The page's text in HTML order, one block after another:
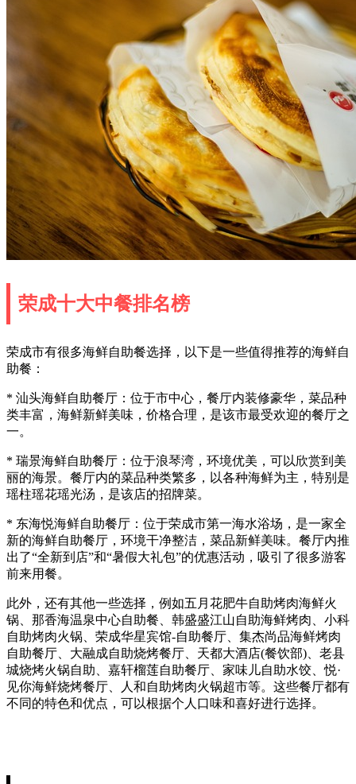
荣成十大中餐排名榜
荣成市有很多海鲜自助餐选择，以下是一些值得推荐的海鲜自
助餐：
* 汕头海鲜自助餐厅：位于市中心，餐厅内装修豪华，菜品种
类丰富，海鲜新鲜美味，价格合理，是该市最受欢迎的餐厅之
一。
* 瑞景海鲜自助餐厅：位于浪琴湾，环境优美，可以欣赏到美
丽的海景。餐厅内的菜品种类繁多，以各种海鲜为主，特别是
瑶柱瑶花瑶光汤，是该店的招牌菜。
* 东海悦海鲜自助餐厅：位于荣成市第一海水浴场，是一家全
新的海鲜自助餐厅，环境干净整洁，菜品新鲜美味。餐厅内推
出了“全新到店”和“暑假大礼包”的优惠活动，吸引了很多游客
前来用餐。
此外，还有其他一些选择，例如五月花肥牛自助烤肉海鲜火
锅、那香海温泉中心自助餐、韩盛盛江山自助海鲜烤肉、小科
自助烤肉火锅、荣成华星宾馆-自助餐厅、集杰尚品海鲜烤肉
自助餐厅、大融成自助烧烤餐厅、天都大酒店(餐饮部)、老县
城烧烤火锅自助、嘉轩榴莲自助餐厅、家味儿自助水饺、悦·
见你海鲜烧烤餐厅、人和自助烤肉火锅超市等。这些餐厅都有
不同的特色和优点，可以根据个人口味和喜好进行选择。